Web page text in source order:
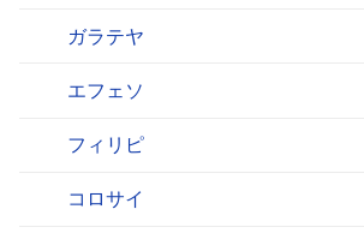
ガラテヤ
エフェソ
フィリピ
コロサイ